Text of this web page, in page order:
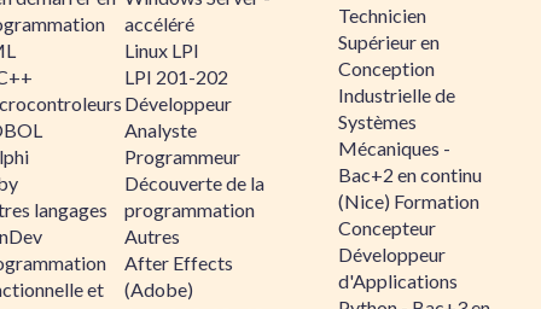
langages
et
accéléré
Linux LPI
LPI 201-202
Développeur
Analyste
Programmeur
Découverte de la
programmation
Autres
After Effects
(Adobe)
Technicien
Supérieur en
Conception
Industrielle de
Systèmes
Mécaniques -
Bac+2 en continu
(Nice) Formation
Concepteur
Développeur
d'Applications